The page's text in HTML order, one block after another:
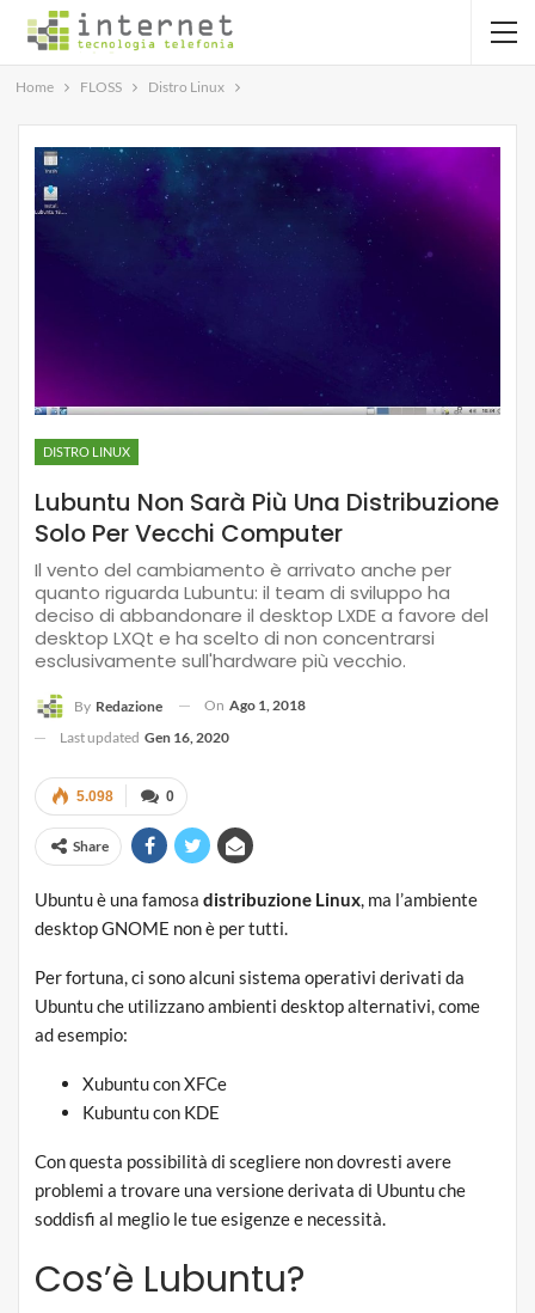
Home FLOSS Distro Linux
DISTRO LINUX
Lubuntu Non Sarà Più Una Distribuzione
Solo Per Vecchi Computer
Il vento del cambiamento è arrivato anche per
quanto riguarda Lubuntu: il team di sviluppo ha
deciso di abbandonare il desktop LXDE a favore del
desktop LXQt e ha scelto di non concentrarsi
esclusivamente sull'hardware più vecchio.
By Redazione On Ago 1, 2018
Last updated Gen 16, 2020
0
5.098
Share
Ubuntu è una famosa distribuzione Linux , ma l’ambiente
desktop GNOME non è per tutti.
Per fortuna, ci sono alcuni sistema operativi derivati da
Ubuntu che utilizzano ambienti desktop alternativi, come
ad esempio:
Xubuntu con XFCe
Kubuntu con KDE
Con questa possibilità di scegliere non dovresti avere
problemi a trovare una versione derivata di Ubuntu che
soddisfi al meglio le tue esigenze e necessità.
Cos’è Lubuntu?